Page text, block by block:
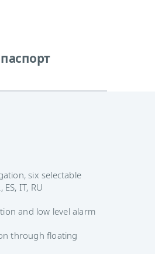
six selectable
ES, IT, RU
and low level alarm
through floating